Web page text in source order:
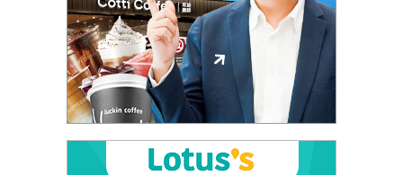
ลงทุน
และ
ขยาย